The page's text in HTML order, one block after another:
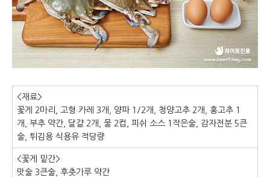
<재료>
꽃게 2마리, 고형 카레 3개, 양파 1/2개, 청양고추 2개, 홍고추 1
개, 부추 약간, 달걀 2개, 물 2컵, 피쉬 소스 1작은술, 감자전분 5큰
술, 튀김용 식용유 적당량
<꽃게 밑간>
맛술 3큰술, 후춧가루 약간